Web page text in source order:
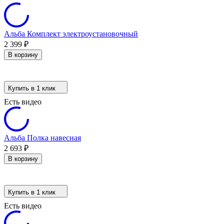
Альба Комплект электроустановочный
2 399 ₽
В корзину
Купить в 1 клик
Есть видео
Альба Полка навесная
2 693 ₽
В корзину
Купить в 1 клик
Есть видео